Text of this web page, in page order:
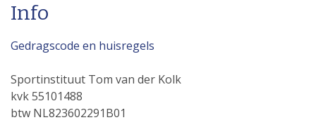
Info
Gedragscode en huisregels
Sportinstituut Tom van der Kolk
kvk 55101488
btw NL823602291B01